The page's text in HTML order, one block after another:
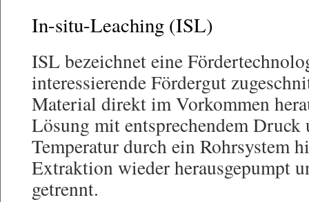
In-situ-Leaching (ISL)
ISL bezeichnet eine
interessierende Fördergut
Material direkt im Vorkommen
Lösung mit entsprechendem Druck
Temperatur durch ein Rohrsystem
Extraktion wieder herausgepumpt
getrennt.